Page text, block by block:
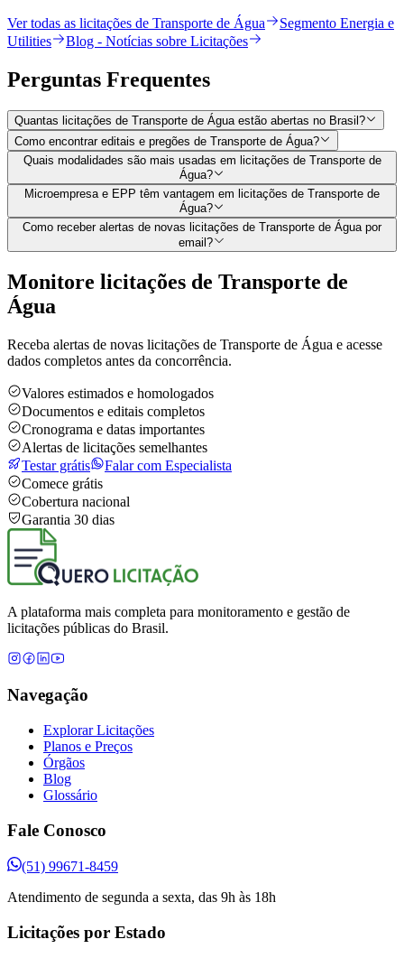
Ver todas as licitações de Transporte de Água
Segmento Energia e
Utilities
Blog - Notícias sobre Licitações
Perguntas Frequentes
Quantas licitações de Transporte de Água estão abertas no Brasil?
Como encontrar editais e pregões de Transporte de Água?
Quais modalidades são mais usadas em licitações de Transporte de
Água?
Microempresa e EPP têm vantagem em licitações de Transporte de
Água?
Como receber alertas de novas licitações de Transporte de Água por
email?
Monitore licitações de Transporte de
Água
Receba alertas de novas licitações de Transporte de Água e acesse
dados completos antes da concorrência.
Valores estimados e homologados
Documentos e editais completos
Cronograma e datas importantes
Alertas de licitações semelhantes
Testar grátis
Falar com Especialista
Comece grátis
Cobertura nacional
Garantia 30 dias
A plataforma mais completa para monitoramento e gestão de
licitações públicas do Brasil.
Navegação
Explorar Licitações
Planos e Preços
Órgãos
Blog
Glossário
Fale Conosco
(51) 99671-8459
Atendimento de segunda a sexta, das 9h às 18h
Licitações por Estado